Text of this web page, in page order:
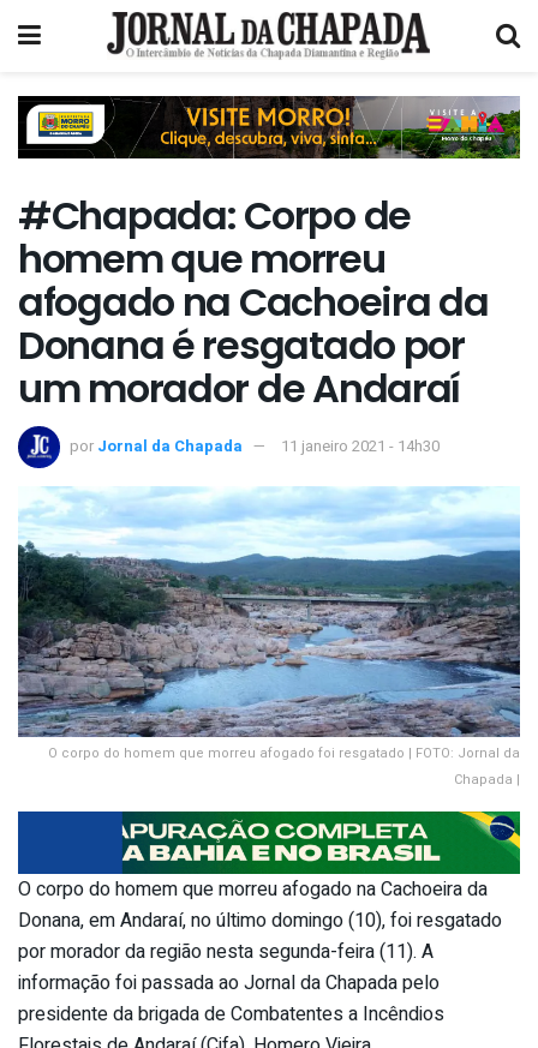
#Chapada: Corpo de
homem que morreu
afogado na Cachoeira da
Donana é resgatado por
um morador de Andaraí
por Jornal da Chapada 11 janeiro 2021 - 14h30
O corpo do homem que morreu afogado foi resgatado | FOTO: Jornal da
Chapada |
O corpo do homem que morreu afogado na Cachoeira da
Donana, em Andaraí, no último domingo (10), foi resgatado
por morador da região nesta segunda-feira (11). A
informação foi passada ao Jornal da Chapada pelo
presidente da brigada de Combatentes a Incêndios